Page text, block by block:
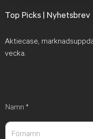
Top Picks | Nyhetsbrev
Aktiecase,
vecka.
Namn *